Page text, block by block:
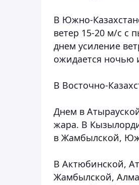
В Южно-
ветер 15-20 м/с с
днем усиление
ожидается ночью
В Восточно-
Днем в
жара. В
в Жамбылской,
В Актюбинской,
Жамбылской,